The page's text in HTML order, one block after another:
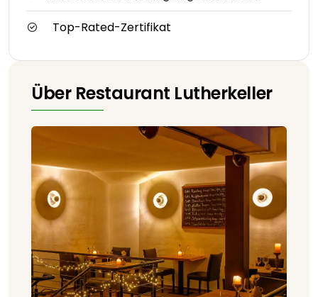
Top-Rated-Zertifikat
Über Restaurant Lutherkeller